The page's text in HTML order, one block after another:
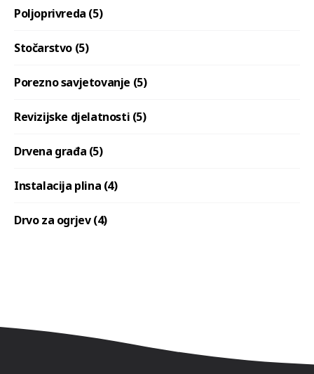
Poljoprivreda (5)
Stočarstvo (5)
Porezno savjetovanje (5)
Revizijske djelatnosti (5)
Drvena građa (5)
Instalacija plina (4)
Drvo za ogrjev (4)